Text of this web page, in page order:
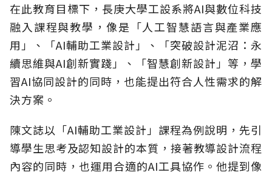
在此教育目標下，長庚大學工設系將AI與數位科技
融入課程與教學，像是「人工智慧語言與產業應
用」、「AI輔助工業設計」、「突破設計泥沼：永
續思維與AI創新實踐」、「智慧創新設計」等，學
習AI協同設計的同時，也能提出符合人性需求的解
決方案。
陳文誌以「AI輔助工業設計」課程為例說明，先引
導學生思考及認知設計的本質，接著教導設計流程
內容的同時，也運用合適的AI工具協作。他提到像